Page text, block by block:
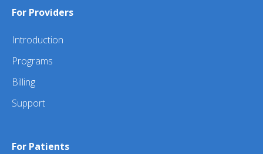
For Providers
Introduction
Programs
Billing
Support
For Patients